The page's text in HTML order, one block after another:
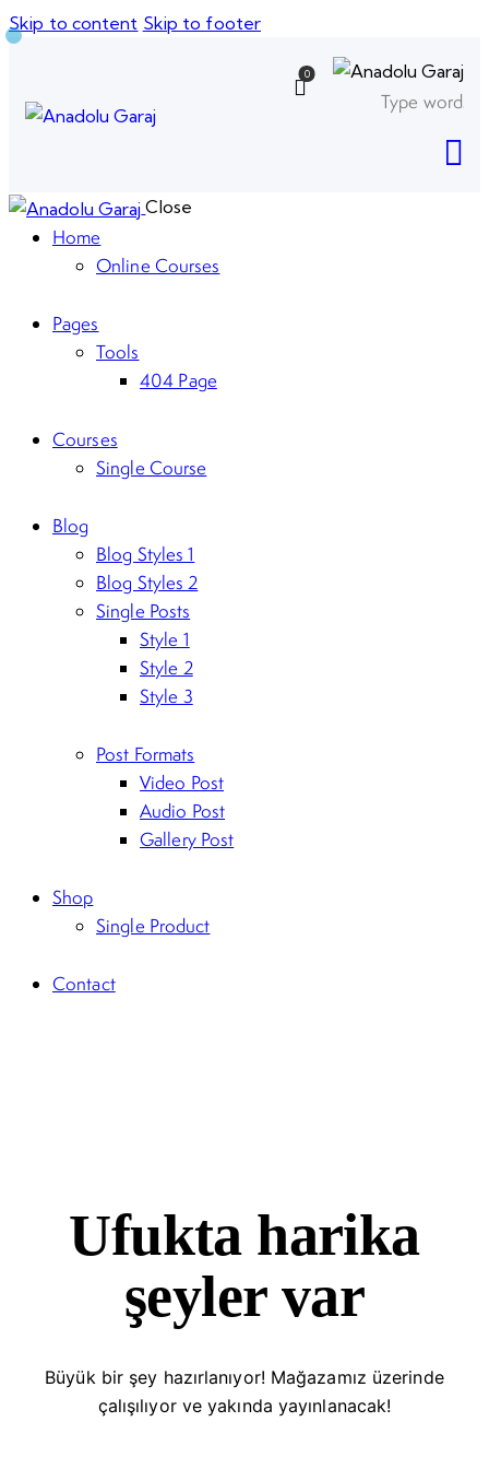
Skip to content Skip to footer
0
Close
Home
Online Courses
Pages
Tools
404 Page
Courses
Single Course
Blog
Blog Styles 1
Blog Styles 2
Single Posts
Style 1
Style 2
Style 3
Post Formats
Video Post
Audio Post
Gallery Post
Shop
Single Product
Contact
Ufukta harika
şeyler var
Büyük bir şey hazırlanıyor! Mağazamız üzerinde
çalışılıyor ve yakında yayınlanacak!